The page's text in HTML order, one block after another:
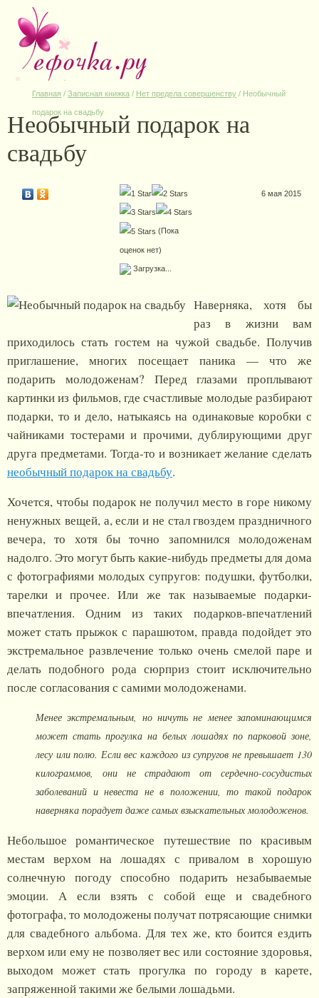
Главная / Записная книжка / Нет предела совершенству / Необычный
подарок на свадьбу
Необычный подарок на
свадьбу
(Пока
оценок нет)
Загрузка...
6 мая 2015
Наверняка, хотя бы
раз в жизни вам
приходилось стать гостем на чужой свадьбе. Получив
приглашение, многих посещает паника — что же
подарить молодоженам? Перед глазами проплывают
картинки из фильмов, где счастливые молодые разбирают
подарки, то и дело, натыкаясь на одинаковые коробки с
чайниками тостерами и прочими, дублирующими друг
друга предметами. Тогда-то и возникает желание сделать
необычный подарок на свадьбу.
Хочется, чтобы подарок не получил место в горе никому
ненужных вещей, а, если и не стал гвоздем праздничного
вечера, то хотя бы точно запомнился молодоженам
надолго. Это могут быть какие-нибудь предметы для дома
с фотографиями молодых супругов: подушки, футболки,
тарелки и прочее. Или же так называемые подарки-
впечатления. Одним из таких подарков-впечатлений
может стать прыжок с парашютом, правда подойдет это
экстремальное развлечение только очень смелой паре и
делать подобного рода сюрприз стоит исключительно
после согласования с самими молодоженами.
Менее экстремальным, но ничуть не менее запоминающимся
может стать прогулка на белых лошадях по парковой зоне,
лесу или полю. Если вес каждого из супругов не превышает 130
килограммов, они не страдают от сердечно-сосудистых
заболеваний и невеста не в положении, то такой подарок
наверняка порадует даже самых взыскательных молодоженов.
Небольшое романтическое путешествие по красивым
местам верхом на лошадях с привалом в хорошую
солнечную погоду способно подарить незабываемые
эмоции. А если взять с собой еще и свадебного
фотографа, то молодожены получат потрясающие снимки
для свадебного альбома. Для тех же, кто боится ездить
верхом или ему не позволяет вес или состояние здоровья,
выходом может стать прогулка по городу в карете,
запряженной такими же белыми лошадьми.